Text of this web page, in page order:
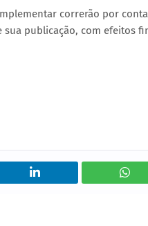
correrão por
publicação, com efeitos